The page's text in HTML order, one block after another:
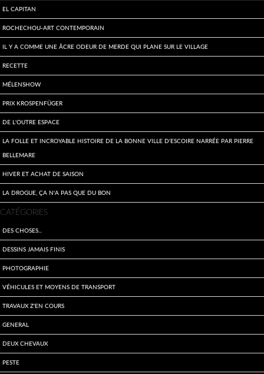
El Capitan
Rochechou-art contemporain
Il y a comme une âcre odeur de merde qui plane sur le village
Recette
Mélenshow
Prix Krospenfüger
De l'outre espace
La folle et incroyable histoire de la bonne ville d'Escoire narrée par Pierre
Bellemare
Hiver et achat de saison
La drogue, ça n'a pas que du bon
CATÉGORIES
Des choses...
Dessins jamais finis
Photographie
Véhicules et moyens de transport
travaux z'en cours
General
Deux Chevaux
Peste